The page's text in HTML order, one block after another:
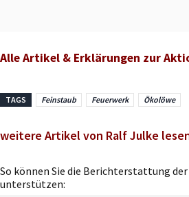
Alle Artikel & Erklärungen zur
TAGS Feinstaub Feuerwerk Ökolöwe
weitere Artikel von Ralf Julke
So können Sie die Berichterstattung
unterstützen: